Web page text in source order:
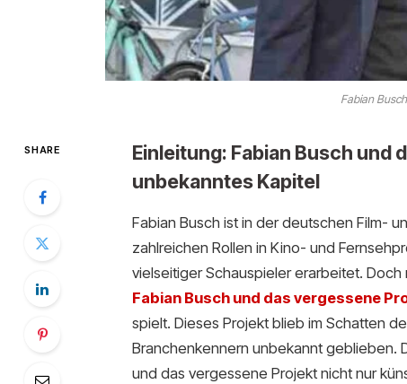
Fabian
SHARE
Einleitung: Fabian Busch und
unbekanntes Kapitel
Fabian Busch ist in der deutschen Film-
zahlreichen Rollen in Kino- und
vielseitiger Schauspieler erarbeitet.
Fabian Busch und das vergessene
spielt. Dieses Projekt blieb im Schatten
Branchenkennern unbekannt geblieben.
und das vergessene Projekt nicht nur